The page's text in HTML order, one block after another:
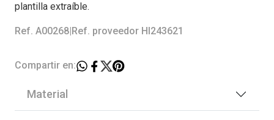
plantilla extraíble.
Ref. A00268 Ref. proveedor HI243621
Compartir en:
Material